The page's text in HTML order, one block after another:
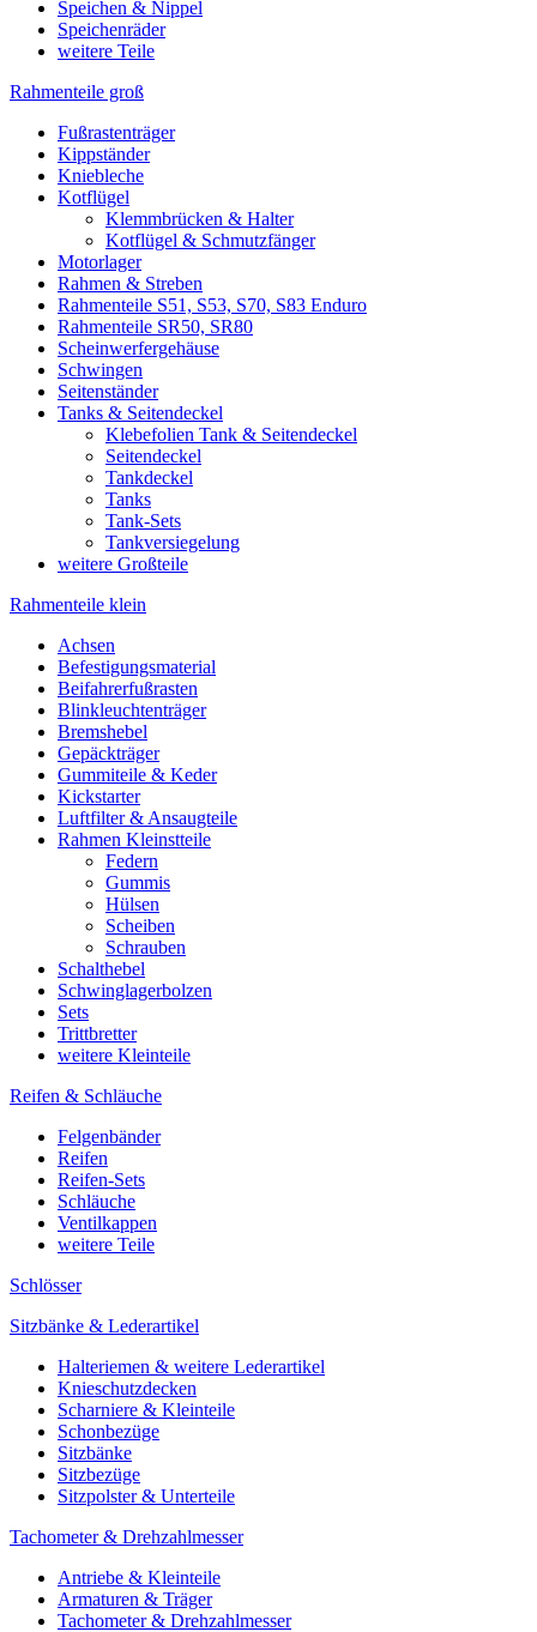
Speichen & Nippel
Speichenräder
weitere Teile
Rahmenteile groß
Fußrastenträger
Kippständer
Kniebleche
Kotflügel
Klemmbrücken & Halter
Kotflügel & Schmutzfänger
Motorlager
Rahmen & Streben
Rahmenteile S51, S53, S70, S83 Enduro
Rahmenteile SR50, SR80
Scheinwerfergehäuse
Schwingen
Seitenständer
Tanks & Seitendeckel
Klebefolien Tank & Seitendeckel
Seitendeckel
Tankdeckel
Tanks
Tank-Sets
Tankversiegelung
weitere Großteile
Rahmenteile klein
Achsen
Befestigungsmaterial
Beifahrerfußrasten
Blinkleuchtenträger
Bremshebel
Gepäckträger
Gummiteile & Keder
Kickstarter
Luftfilter & Ansaugteile
Rahmen Kleinstteile
Federn
Gummis
Hülsen
Scheiben
Schrauben
Schalthebel
Schwinglagerbolzen
Sets
Trittbretter
weitere Kleinteile
Reifen & Schläuche
Felgenbänder
Reifen
Reifen-Sets
Schläuche
Ventilkappen
weitere Teile
Schlösser
Sitzbänke & Lederartikel
Halteriemen & weitere Lederartikel
Knieschutzdecken
Scharniere & Kleinteile
Schonbezüge
Sitzbänke
Sitzbezüge
Sitzpolster & Unterteile
Tachometer & Drehzahlmesser
Antriebe & Kleinteile
Armaturen & Träger
Tachometer & Drehzahlmesser